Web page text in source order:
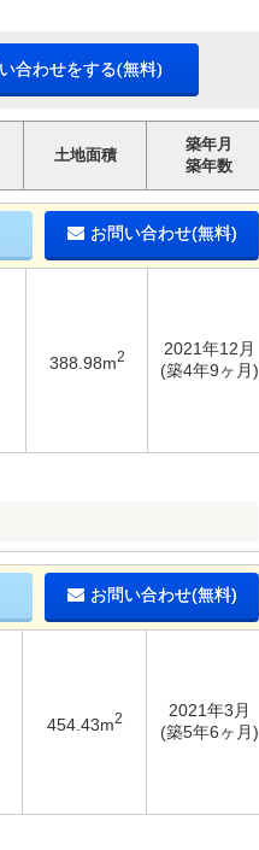
合わせをする(無料)
土地面積
築年月
築年数
お問い合わせ(無料)
388.98m2
2021年12月
(築4年9ヶ月)
お問い合わせ(無料)
454.43m2
2021年3月
(築5年6ヶ月)